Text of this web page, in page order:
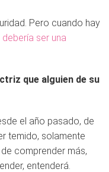
Pero cuando hay
ser una
que alguien de su
el año pasado, de
temido, solamente
comprender más,
entenderá.